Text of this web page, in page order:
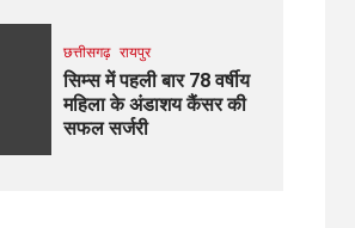
छत्तीसगढ़ रायपुर
सिम्स में पहली बार 78 वर्षीय
महिला के अंडाशय कैंसर की
सफल सर्जरी